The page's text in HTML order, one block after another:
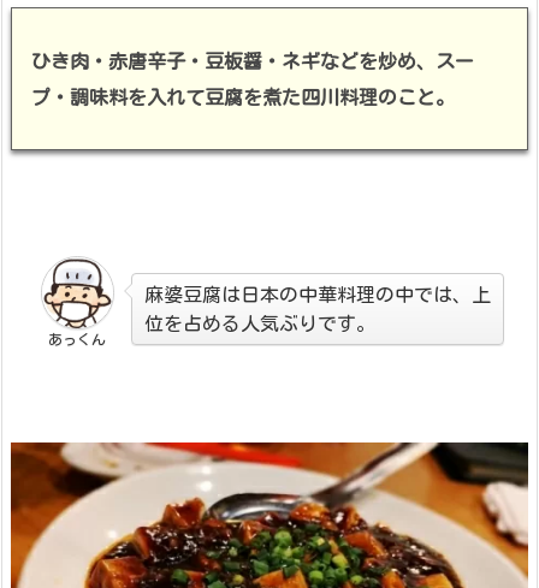
ひき肉・赤唐辛子・豆板醤・ネギなどを炒め、スー
プ・調味料を入れて豆腐を煮た四川料理のこと。
あっくん
麻婆豆腐は日本の中華料理の中では、上
位を占める人気ぶりです。